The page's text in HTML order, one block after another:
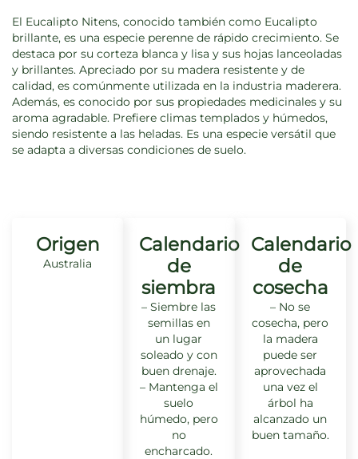
El Eucalipto Nitens, conocido también como Eucalipto
brillante, es una especie perenne de rápido crecimiento. Se
destaca por su corteza blanca y lisa y sus hojas lanceoladas
y brillantes. Apreciado por su madera resistente y de
calidad, es comúnmente utilizada en la industria maderera.
Además, es conocido por sus propiedades medicinales y su
aroma agradable. Prefiere climas templados y húmedos,
siendo resistente a las heladas. Es una especie versátil que
se adapta a diversas condiciones de suelo.
Origen
Australia
Calendario
de
siembra
– Siembre las
semillas en
un lugar
soleado y con
buen drenaje.
– Mantenga el
suelo
húmedo, pero
no
encharcado.
Calendario
de
cosecha
– No se
cosecha, pero
la madera
puede ser
aprovechada
una vez el
árbol ha
alcanzado un
buen tamaño.